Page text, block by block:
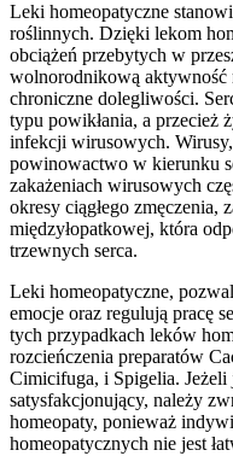
Leki homeopatyczne
roślinnych. Dzięki lekom
obciążeń przebytych w
wolnorodnikową aktywność
chroniczne dolegliwości.
typu powikłania, a przecież
infekcji wirusowych.
powinowactwo w kierunku
zakażeniach wirusowych
okresy ciągłego
międzyłopatkowej, która
trzewnych serca.
Leki homeopatyczne,
emocje oraz regulują pracę
tych przypadkach leków
rozcieńczenia preparatów
Cimicifuga, i Spigelia. Jeżeli
satysfakcjonujący, należy
homeopaty, ponieważ
homeopatycznych nie jest